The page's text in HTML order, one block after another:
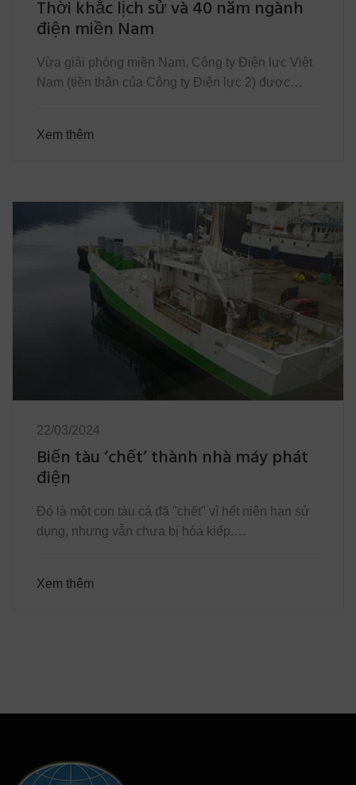
Thời khắc lịch sử và 40 năm ngành
điện miền Nam
Vừa giải phóng miền Nam, Công ty Điện lực Việt
Nam (tiền thân của Công ty Điện lực 2) được…
Xem thêm
22/03/2024
Biến tàu ‘chết’ thành nhà máy phát
điện
Đó là một con tàu cá đã "chết" vì hết niên hạn sử
dụng, nhưng vẫn chưa bị hóa kiếp.…
Xem thêm